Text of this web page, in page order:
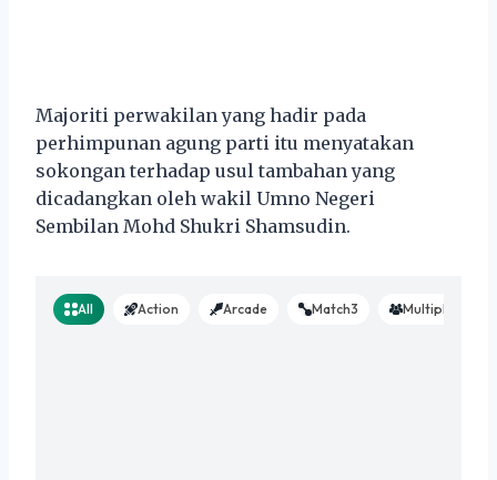
Majoriti perwakilan yang hadir pada
perhimpunan agung parti itu menyatakan
sokongan terhadap usul tambahan yang
dicadangkan oleh wakil Umno Negeri
Sembilan Mohd Shukri Shamsudin.